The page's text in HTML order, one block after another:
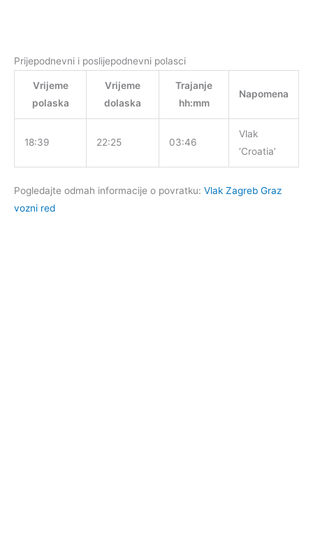
Prijepodnevni i poslijepodnevni polasci
Vrijeme
polaska
Vrijeme
dolaska
Trajanje
hh:mm
Napomena
18:39 22:25 03:46
Vlak
‘Croatia’
Pogledajte odmah informacije o povratku: Vlak Zagreb Graz
vozni red